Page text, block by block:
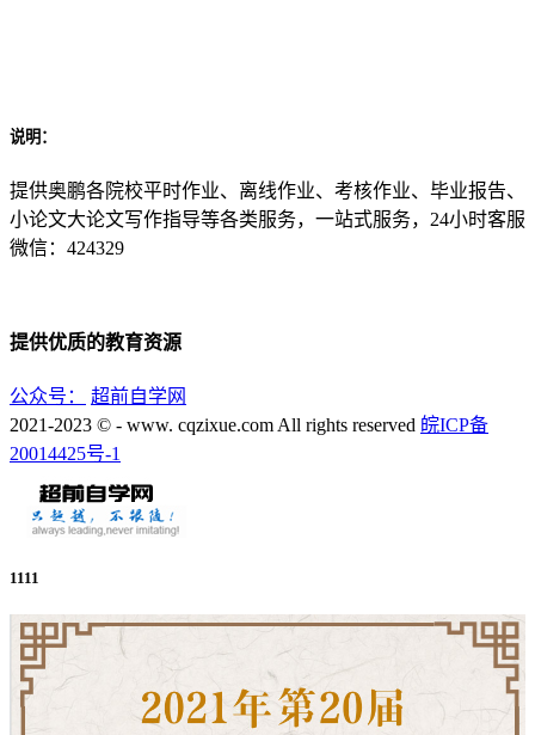
说明：
提供奥鹏各院校平时作业、离线作业、考核作业、毕业报告、
小论文大论文写作指导等各类服务，一站式服务，24小时客服
微信：424329
提供优质的教育资源
公众号：
超前自学网
2021-2023 © - www. cqzixue.com All rights reserved 皖ICP备
20014425号-1
1111